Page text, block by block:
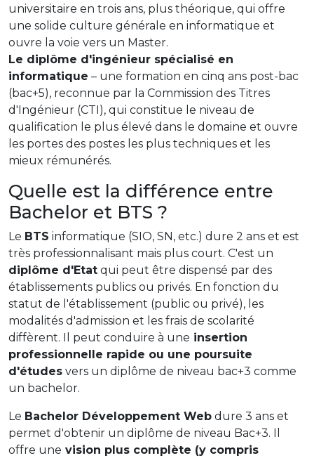
universitaire en trois ans, plus théorique, qui offre
une solide culture générale en informatique et
ouvre la voie vers un Master.
Le diplôme d'ingénieur spécialisé en
informatique – une formation en cinq ans post-bac
(bac+5), reconnue par la Commission des Titres
d'Ingénieur (CTI), qui constitue le niveau de
qualification le plus élevé dans le domaine et ouvre
les portes des postes les plus techniques et les
mieux rémunérés.
Quelle est la différence entre
Bachelor et BTS ?
Le BTS informatique (SIO, SN, etc.) dure 2 ans et est
très professionnalisant mais plus court. C'est un
diplôme d'Etat qui peut être dispensé par des
établissements publics ou privés. En fonction du
statut de l'établissement (public ou privé), les
modalités d'admission et les frais de scolarité
diffèrent. Il peut conduire à une insertion
professionnelle rapide ou une poursuite
d'études vers un diplôme de niveau bac+3 comme
un bachelor.
Le Bachelor Développement Web dure 3 ans et
permet d'obtenir un diplôme de niveau Bac+3. Il
offre une vision plus complète (y compris